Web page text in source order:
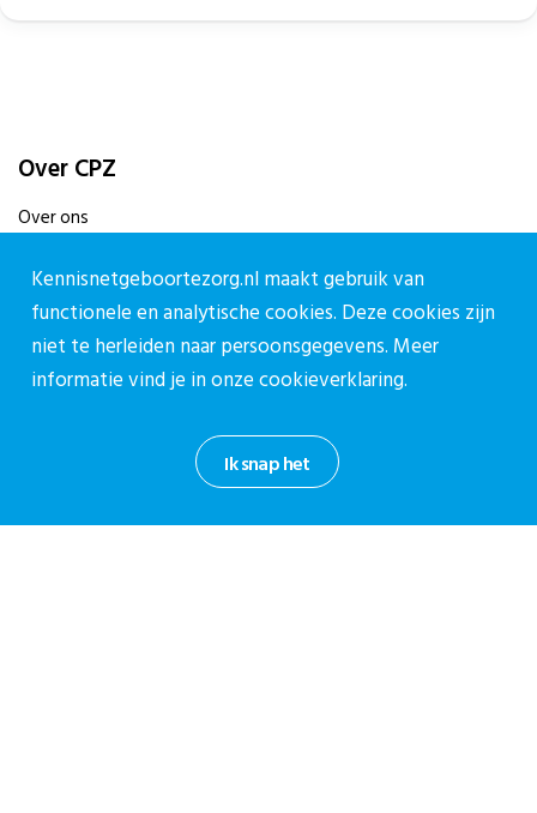
Over CPZ
Over ons
Contact
Contact
Mercatorlaan 1200, 3528 BL Utrecht
Ik snap het
Kennisnetgeboortezorg.nl maakt gebruik van
functionele en analytische cookies. Deze cookies zijn
niet te herleiden naar persoonsgegevens. Meer
informatie vind je in onzecookieverklaring.